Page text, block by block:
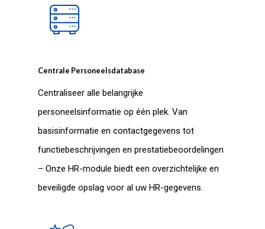
Centrale Personeelsdatabase
Centraliseer alle belangrijke
personeelsinformatie op één plek. Van
basisinformatie en contactgegevens tot
functiebeschrijvingen en prestatiebeoordelingen
– Onze HR-module biedt een overzichtelijke en
beveiligde opslag voor al uw HR-gegevens.